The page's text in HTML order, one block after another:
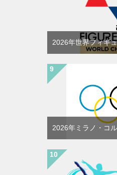
2026年世界フィギ
2026年ミラノ・コ